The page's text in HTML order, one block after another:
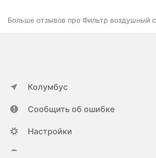
Больше отзывов про Фильтр воздушный с
Колумбус
Сообщить об ошибке
Настройки